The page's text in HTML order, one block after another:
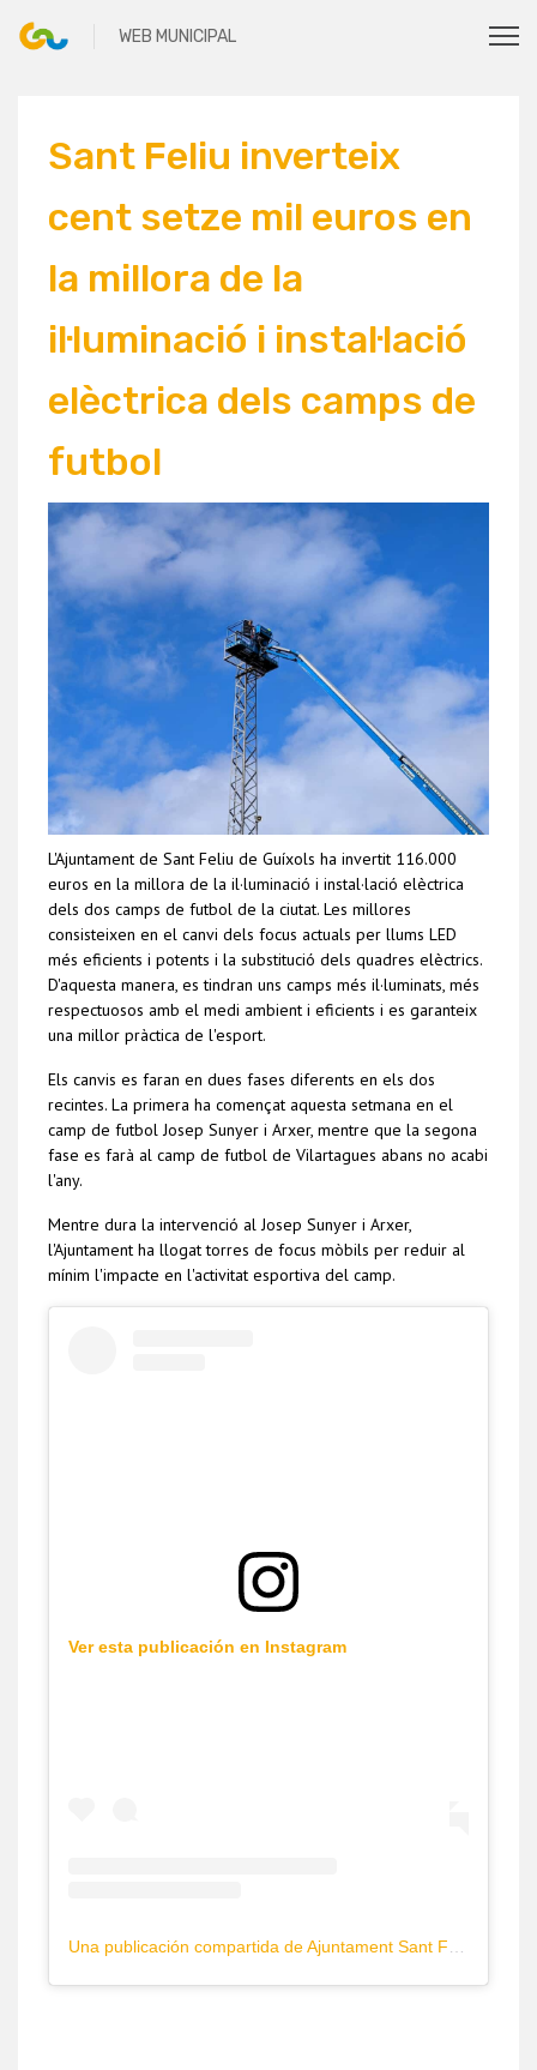
Sant Feliu inverteix
cent setze mil euros en
la millora de la
il·luminació i instal·lació
elèctrica dels camps de
futbol
L'Ajuntament de Sant Feliu de Guíxols ha invertit 116.000
euros en la millora de la il·luminació i instal·lació elèctrica
dels dos camps de futbol de la ciutat. Les millores
consisteixen en el canvi dels focus actuals per llums LED
més eficients i potents i la substitució dels quadres elèctrics.
D'aquesta manera, es tindran uns camps més il·luminats, més
respectuosos amb el medi ambient i eficients i es garanteix
una millor pràctica de l'esport.
Els canvis es faran en dues fases diferents en els dos
recintes. La primera ha començat aquesta setmana en el
camp de futbol Josep Sunyer i Arxer, mentre que la segona
fase es farà al camp de futbol de Vilartagues abans no acabi
l'any.
Mentre dura la intervenció al Josep Sunyer i Arxer,
l'Ajuntament ha llogat torres de focus mòbils per reduir al
mínim l'impacte en l'activitat esportiva del camp.
Ver esta publicación en Instagram
Una publicación compartida de Ajuntament Sant Feliu Guíxols www.guixols.cat (@guixols_ajuntament)